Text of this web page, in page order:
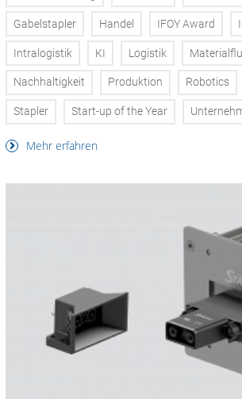
Gabelstapler Handel IFOY Award
Intralogistik KI Logistik
Nachhaltigkeit Produktion Robotics
Stapler Start-up of the Year
Mehr erfahren